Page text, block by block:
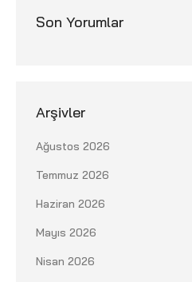
Son Yorumlar
Arşivler
Ağustos 2026
Temmuz 2026
Haziran 2026
Mayıs 2026
Nisan 2026